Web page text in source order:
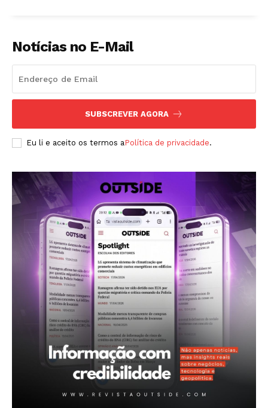
Notícias no E-Mail
SUBSCREVER AGORA
Eu li e aceito os termos aPolítica de privacidade.